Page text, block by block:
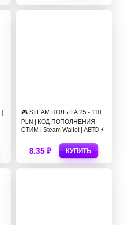
🎮 STEAM ПОЛЬША 25 - 110
PLN | КОД ПОПОЛНЕНИЯ
СТИМ | Steam Wallet | АВТО ⚡
8.35 ₽ КУПИТЬ